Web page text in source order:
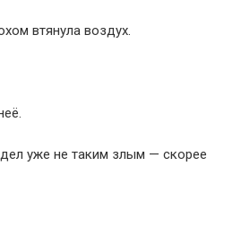
втянула воздух.
уже не таким злым — скорее